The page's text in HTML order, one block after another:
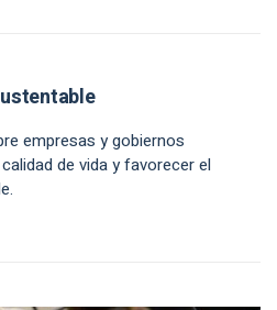
empresas y gobiernos
de vida y favorecer el